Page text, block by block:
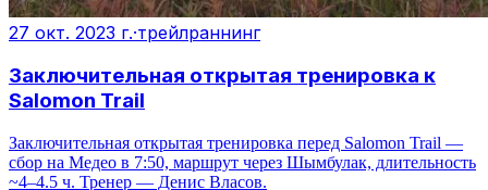
27 окт. 2023 г.·трейлраннинг
Заключительная открытая тренировка к
Salomon Trail
Заключительная открытая тренировка перед Salomon Trail —
сбор на Медео в 7:50, маршрут через Шымбулак, длительность
~4–4.5 ч. Тренер — Денис Власов.